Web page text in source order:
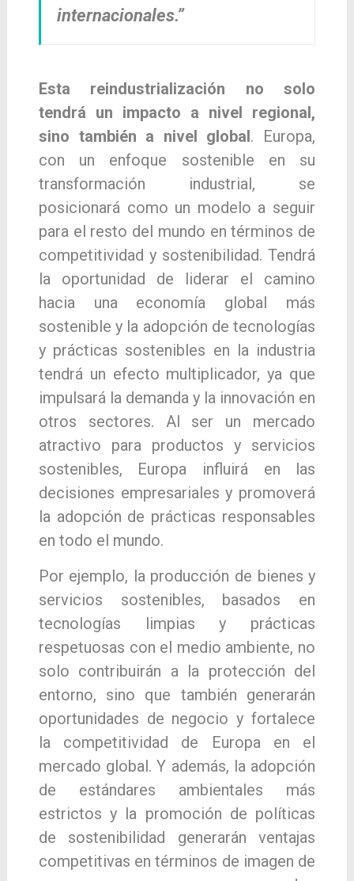
internacionales.”
Esta reindustrialización no solo
tendrá un impacto a nivel regional,
sino también a nivel global. Europa,
con un enfoque sostenible en su
transformación industrial, se
posicionará como un modelo a seguir
para el resto del mundo en términos de
competitividad y sostenibilidad. Tendrá
la oportunidad de liderar el camino
hacia una economía global más
sostenible y la adopción de tecnologías
y prácticas sostenibles en la industria
tendrá un efecto multiplicador, ya que
impulsará la demanda y la innovación en
otros sectores. Al ser un mercado
atractivo para productos y servicios
sostenibles, Europa influirá en las
decisiones empresariales y promoverá
la adopción de prácticas responsables
en todo el mundo.
Por ejemplo, la producción de bienes y
servicios sostenibles, basados en
tecnologías limpias y prácticas
respetuosas con el medio ambiente, no
solo contribuirán a la protección del
entorno, sino que también generarán
oportunidades de negocio y fortalece
la competitividad de Europa en el
mercado global. Y además, la adopción
de estándares ambientales más
estrictos y la promoción de políticas
de sostenibilidad generarán ventajas
competitivas en términos de imagen de